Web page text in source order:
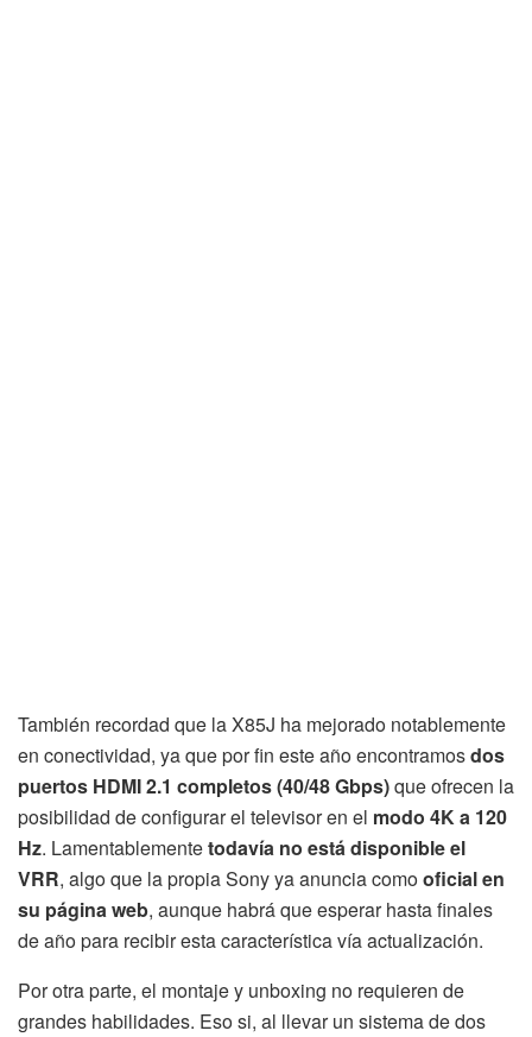
También recordad que la X85J ha mejorado notablemente
en conectividad, ya que por fin este año encontramosdos
puertos HDMI 2.1 completos (40/48 Gbps)que ofrecen la
posibilidad de configurar el televisor en el modo 4K a 120
Hz. Lamentablementetodavía no está disponible el
VRR, algo que la propia Sony ya anuncia comooficial en
su página web, aunque habrá que esperar hasta finales
de año para recibir esta característica vía actualización.
Por otra parte, el montaje y unboxing no requieren de
grandes habilidades. Eso si, al llevar un sistema de dos